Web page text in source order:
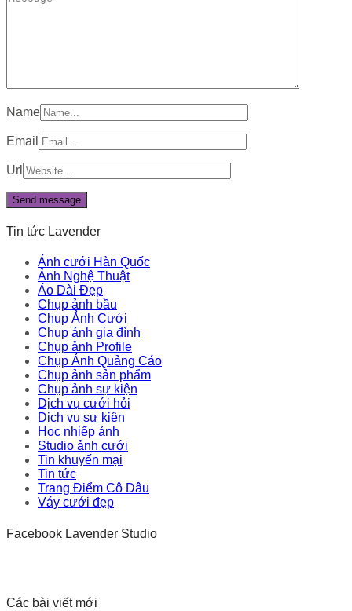
Name
Email
Url
Tin tức Lavender
Ảnh cưới Hàn Quốc
Ảnh Nghệ Thuật
Áo Dài Đẹp
Chụp ảnh bầu
Chụp Ảnh Cưới
Chụp ảnh gia đình
Chụp ảnh Profile
Chụp Ảnh Quảng Cáo
Chụp ảnh sản phẩm
Chụp ảnh sự kiện
Dịch vụ cưới hỏi
Dịch vụ sự kiện
Học nhiếp ảnh
Studio ảnh cưới
Tin khuyến mại
Tin tức
Trang Điểm Cô Dâu
Váy cưới đẹp
Facebook Lavender Studio
Các bài viết mới